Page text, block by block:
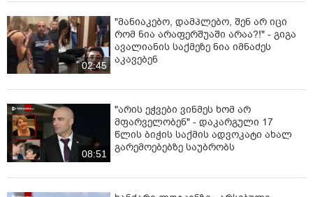
02:45
"მანიაკებო, დამპლებო, შენ არ იცი
რომ ნია არაფერშუაში არაა?!" - გიგა
ავალიანის საქმეზე ნია იმნაძეს
აკავებენ
08:51
"არის ეჭვები ვინმეს ხომ არ
მფარველობენ" - დაკარგული 17
წლის ბიჭის საქმის ადვოკატი ახალ
გარემოებებზე საუბრობს